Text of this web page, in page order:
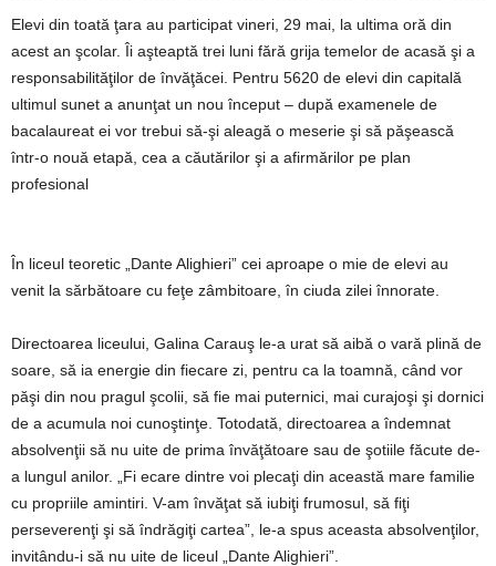
Elevi din toată ţara au participat vineri, 29 mai, la ultima oră din
acest an şcolar. Îi aşteaptă trei luni fără grija temelor de acasă şi a
responsabilităţilor de învăţăcei. Pentru 5620 de elevi din capitală
ultimul sunet a anunţat un nou început – după examenele de
bacalaureat ei vor trebui să-şi aleagă o meserie şi să păşească
într-o nouă etapă, cea a căutărilor şi a afirmărilor pe plan
profesional
În liceul teoretic „Dante Alighieri” cei aproape o mie de elevi au
venit la sărbătoare cu feţe zâmbitoare, în ciuda zilei înnorate.
Directoarea liceului, Galina Carauş le-a urat să aibă o vară plină de
soare, să ia energie din fiecare zi, pentru ca la toamnă, când vor
păşi din nou pragul şcolii, să fie mai puternici, mai curajoşi şi dornici
de a acumula noi cunoştinţe. Totodată, directoarea a îndemnat
absolvenţii să nu uite de prima învăţătoare sau de şotiile făcute de-
a lungul anilor. „Fi ecare dintre voi plecaţi din această mare familie
cu propriile amintiri. V-am învăţat să iubiţi frumosul, să fiţi
perseverenţi şi să îndrăgiţi cartea”, le-a spus aceasta absolvenţilor,
invitându-i să nu uite de liceul „Dante Alighieri”.